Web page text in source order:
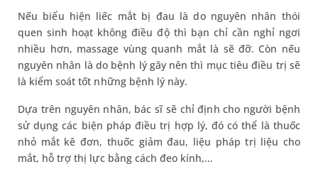
Nếu biểu hiện liếc mắt bị đau là do nguyên nhân thói
quen sinh hoạt không điều độ thì bạn chỉ cần nghỉ ngơi
nhiều hơn, massage vùng quanh mắt là sẽ đỡ. Còn nếu
nguyên nhân là do bệnh lý gây nên thì mục tiêu điều trị sẽ
là kiểm soát tốt những bệnh lý này.
Dựa trên nguyên nhân, bác sĩ sẽ chỉ định cho người bệnh
sử dụng các biện pháp điều trị hợp lý, đó có thể là thuốc
nhỏ mắt kê đơn, thuốc giảm đau, liệu pháp trị liệu cho
mắt, hỗ trợ thị lực bằng cách đeo kính,...